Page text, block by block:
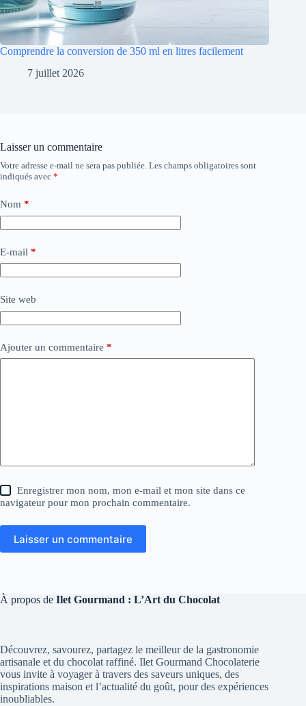
Comprendre la conversion de 350 ml en litres facilement
7 juillet 2026
Laisser un commentaire
Votre adresse e-mail ne sera pas publiée. Les champs obligatoires sont
indiqués avec *
Nom *
E-mail *
Site web
Ajouter un commentaire *
Enregistrer mon nom, mon e-mail et mon site dans ce
navigateur pour mon prochain commentaire.
Laisser un commentaire
À propos de Ilet Gourmand : L’Art du Chocolat
Découvrez, savourez, partagez le meilleur de la gastronomie
artisanale et du chocolat raffiné. Ilet Gourmand Chocolaterie
vous invite à voyager à travers des saveurs uniques, des
inspirations maison et l’actualité du goût, pour des expériences
inoubliables.